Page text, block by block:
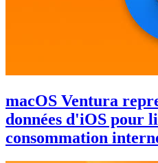
macOS Ventura
données d'iOS pour
consommation